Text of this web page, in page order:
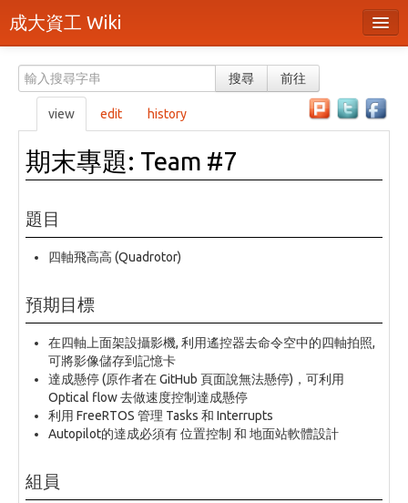
成大資工 Wiki
分類
隨機頁面
最近活動
本頁面
可列印版本
刪除本頁
登入 / 註冊帳號
搜尋 前往
view edit history
期末專題: Team #7
題目
四軸飛高高 (Quadrotor)
預期目標
在四軸上面架設攝影機, 利用遙控器去命令空中的四軸拍照,
可將影像儲存到記憶卡
達成懸停 (原作者在 GitHub 頁面說無法懸停)，可利用
Optical flow 去做速度控制達成懸停
利用 FreeRTOS 管理 Tasks 和 Interrupts
Autopilot的達成必須有 位置控制 和 地面站軟體設計
組員